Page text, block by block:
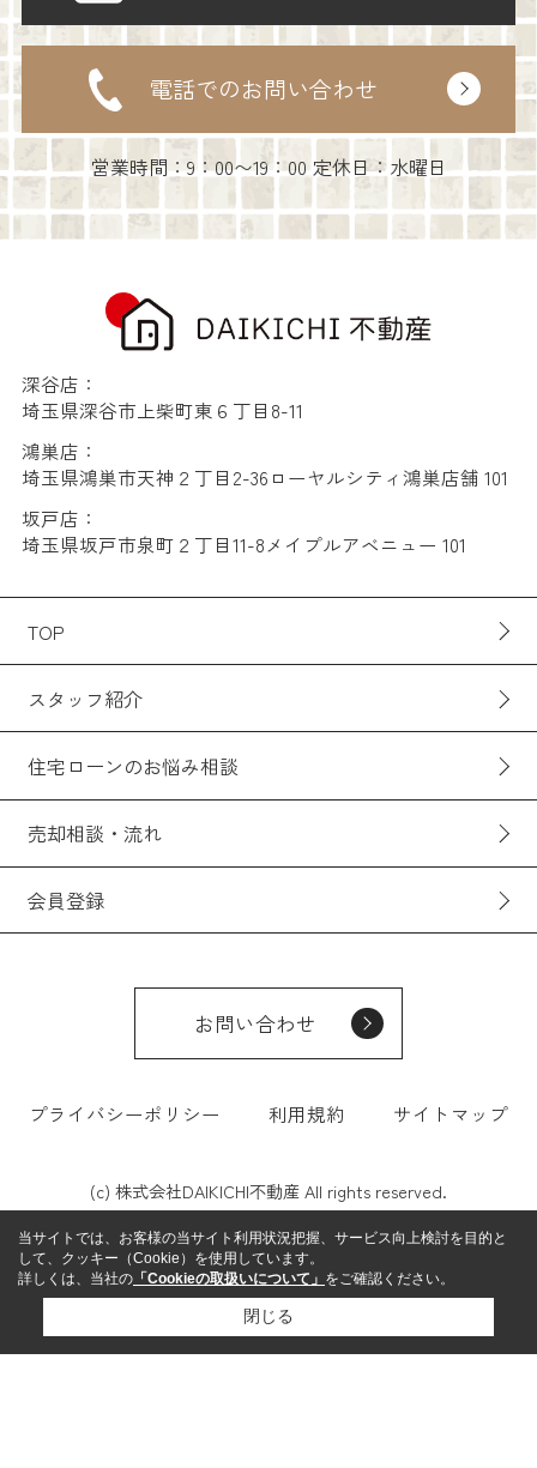
電話でのお問い合わせ
営業時間：9：00〜19：00 定休日：水曜日
深谷店：
埼玉県深谷市上柴町東６丁目8-11
鴻巣店：
埼玉県鴻巣市天神２丁目2-36ローヤルシティ鴻巣店舗 101
坂戸店：
埼玉県坂戸市泉町２丁目11-8メイプルアベニュー 101
TOP
スタッフ紹介
住宅ローンのお悩み相談
売却相談・流れ
会員登録
お問い合わせ
プライバシーポリシー 利用規約 サイトマップ
(c) 株式会社DAIKICHI不動産 All rights reserved.
当サイトでは、お客様の当サイト利用状況把握、サービス向上検討を目的と
して、クッキー（Cookie）を使用しています。
詳しくは、当社の 「Cookieの取扱いについて」 をご確認ください。
閉じる